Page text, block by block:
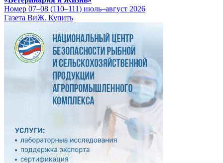
Номер 07–08 (110–111) июль–август 2026
Газета ВиЖ. Купить